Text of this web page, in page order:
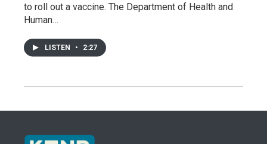
to roll out a vaccine. The Department of Health and
Human…
LISTEN • 2:27